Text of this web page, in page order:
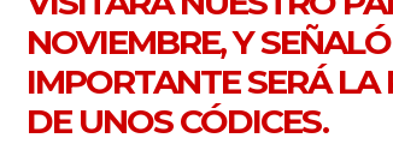
NOVIEMBRE, Y
IMPORTANTE SERÁ
DE UNOS CÓDICES.